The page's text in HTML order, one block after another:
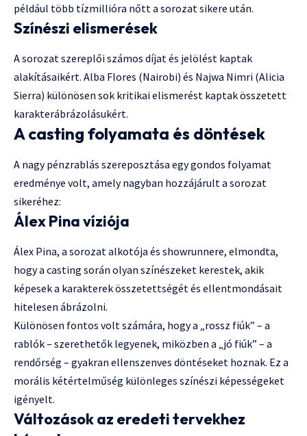
például több tízmillióra nőtt a sorozat sikere után.
Színészi elismerések
A sorozat szereplői számos díjat és jelölést kaptak
alakításaikért. Alba Flores (Nairobi) és Najwa Nimri (Alicia
Sierra) különösen sok kritikai elismerést kaptak összetett
karakterábrázolásukért.
A casting folyamata és döntések
A nagy pénzrablás szereposztása egy gondos folyamat
eredménye volt, amely nagyban hozzájárult a sorozat
sikeréhez:
Álex Pina víziója
Álex Pina, a sorozat alkotója és showrunnere, elmondta,
hogy a casting során olyan színészeket kerestek, akik
képesek a karakterek összetettségét és ellentmondásait
hitelesen ábrázolni.
Különösen fontos volt számára, hogy a „rossz fiúk” – a
rablók – szerethetők legyenek, miközben a „jó fiúk” – a
rendőrség – gyakran ellenszenves döntéseket hoznak. Ez a
morális kétértelműség különleges színészi képességeket
igényelt.
Változások az eredeti tervekhez